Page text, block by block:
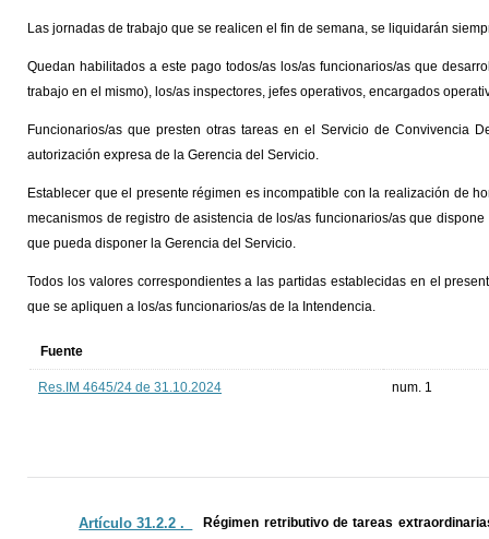
Las jornadas de trabajo que se realicen el fin de semana, se liquidarán
Quedan habilitados a este pago todos/as los/as funcionarios/as que
trabajo en el mismo), los/as inspectores, jefes operativos, encargados
Funcionarios/as que presten otras tareas en el Servicio de Convivencia
autorización expresa de la Gerencia del Servicio.
Establecer que el presente régimen es incompatible con la realización de
mecanismos de registro de asistencia de los/as funcionarios/as que
que pueda disponer la Gerencia del Servicio.
Todos los valores correspondientes a las partidas establecidas en el
que se apliquen a los/as funcionarios/as de la Intendencia.
Fuente
Res.IM 4645/24 de 31.10.2024 num. 1
Artículo 31.2.2 ._ Régimen retributivo de tareas